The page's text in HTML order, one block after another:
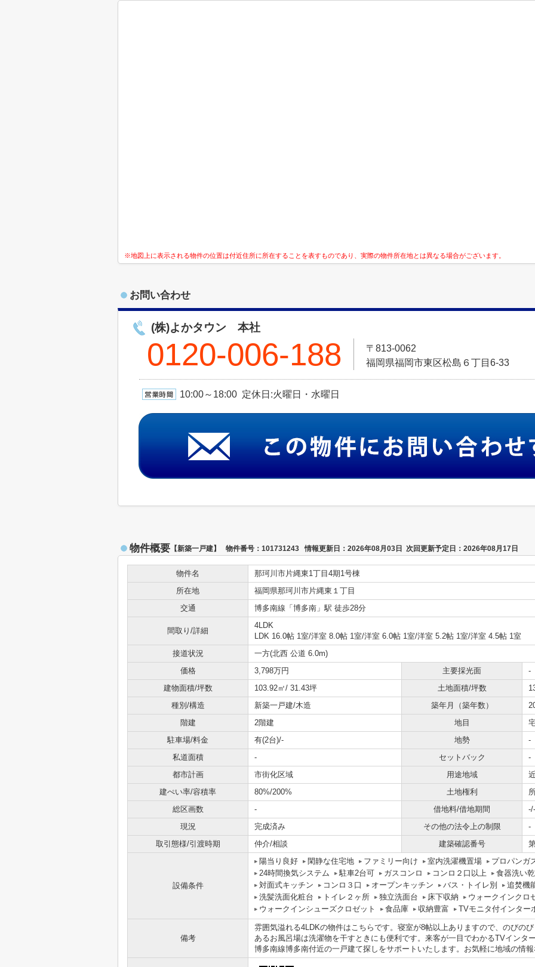
※地図上に表示される物件の位置は付近住所に所在することを表すものであり、実際の物件所在地とは異なる場合がございます。
お問い合わせ
(株)よかタウン 本社
0120-006-188
〒813-0062
福岡県福岡市東区松島６丁目6-33
10:00～18:00 定休日:火曜日・水曜日
物件概要 【新築一戸建】 物件番号：101731243 情報更新日：2026年08月03日 次回更新予定日：2026年08月17日
物件名
那珂川市片縄東1丁目4期1号棟
所在地
福岡県那珂川市片縄東１丁目
交通
博多南線「博多南」駅 徒歩28分
間取り/詳細
4LDK
LDK 16.0帖 1室/洋室 8.0帖 1室/洋室 6.0帖 1室/洋室 5.2帖 1室/洋室 4.5帖 1室
接道状況
一方(北西 公道 6.0m)
価格
3,798万円 主要採光面
-
建物面積/坪数
103.92㎡/ 31.43坪 土地面積/坪数
種別/構造
新築一戸建/木造 築年月（築年数）
階建
2階建 地目
駐車場/料金
有(2台)/- 地勢
-
私道面積
- セットバック
-
都市計画
市街化区域 用途地域
建ぺい率/容積率
80%/200% 土地権利
総区画数
- 借地料/借地期間
-/-
現況
完成済み その他の法令上の制限
-
取引態様/引渡時期
仲介/相談 建築確認番号
設備条件
陽当り良好 閑静な住宅地 ファミリー向け 室内洗濯機置場
プロパンガ
24時間換気システム
駐車2台可 ガスコンロ コンロ２口以上
食器洗い
対面式キッチン
コンロ３口 オープンキッチン バス・トイレ別
追焚機
洗髪洗面化粧台
トイレ２ヶ所 独立洗面台 床下収納
ウォークインクロ
ウォークインシューズクロゼット
食品庫 収納豊富 TVモニタ付インター
備考
雰囲気溢れる4LDKの物件はこちらです。寝室が8帖以上ありますので、のびの
あるお風呂場は洗濯物を干すときにも便利です。来客が一目でわかるTVインタ
博多南線博多南付近の一戸建て探しをサポートいたします。お気軽に地域の情